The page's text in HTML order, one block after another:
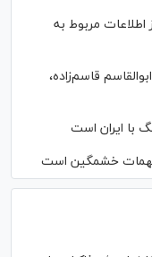
اطلاعات مربوط به
قاسم‌زاده،
با ایران است
مهمات خشمگین است